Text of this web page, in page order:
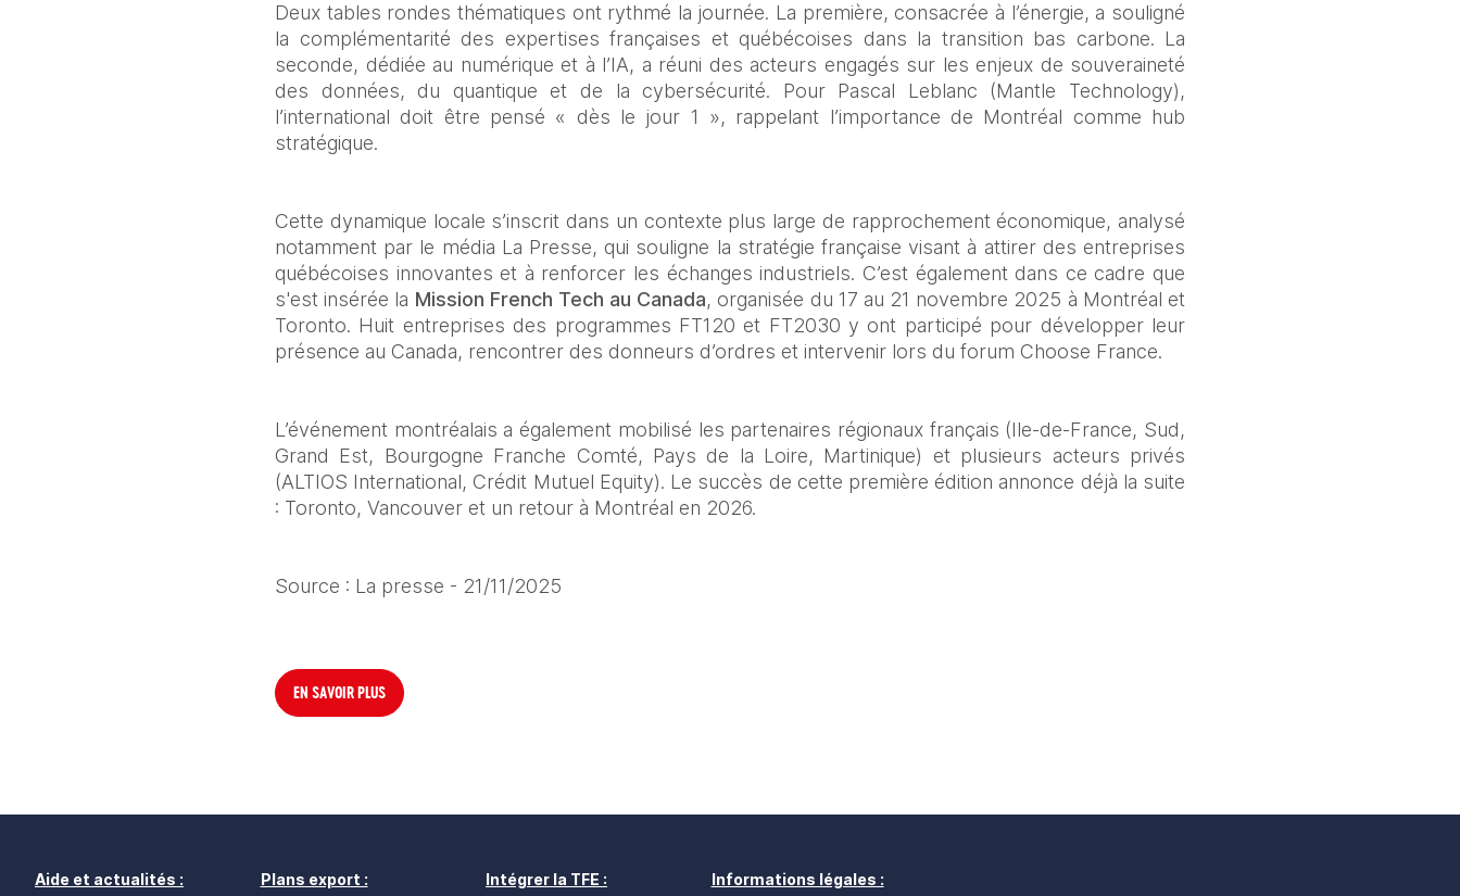
Deux tables rondes thématiques ont rythmé la journée. La première, consacrée à l’énergie, a souligné
la complémentarité des expertises françaises et québécoises dans la transition bas carbone. La
seconde, dédiée au numérique et à l’IA, a réuni des acteurs engagés sur les enjeux de souveraineté
des données, du quantique et de la cybersécurité. Pour Pascal Leblanc (Mantle Technology),
l’international doit être pensé « dès le jour 1 », rappelant l’importance de Montréal comme hub
stratégique.
Cette dynamique locale s’inscrit dans un contexte plus large de rapprochement économique, analysé
notamment par le média La Presse, qui souligne la stratégie française visant à attirer des entreprises
québécoises innovantes et à renforcer les échanges industriels. C’est également dans ce cadre que
s'est insérée la Mission French Tech au Canada, organisée du 17 au 21 novembre 2025 à Montréal et
Toronto. Huit entreprises des programmes FT120 et FT2030 y ont participé pour développer leur
présence au Canada, rencontrer des donneurs d’ordres et intervenir lors du forum Choose France.
L’événement montréalais a également mobilisé les partenaires régionaux français (Ile-de-France, Sud,
Grand Est, Bourgogne Franche Comté, Pays de la Loire, Martinique) et plusieurs acteurs privés
(ALTIOS International, Crédit Mutuel Equity). Le succès de cette première édition annonce déjà la suite
: Toronto, Vancouver et un retour à Montréal en 2026.
Source : La presse - 21/11/2025
EN SAVOIR PLUS
Aide et actualités : Plans export : Intégrer la TFE : Informations légales :